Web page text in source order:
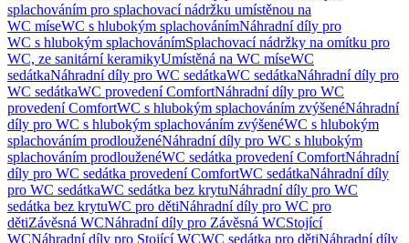
splachováním pro splachovací nádržku umístěnou na
WC míseWC s hlubokým splachovánímNáhradní díly pro
WC s hlubokým splachovánímSplachovací nádržky na omítku pro
WC, ze sanitární keramikyUmístěná na WC míseWC
sedátkaNáhradní díly pro WC sedátkaWC sedátkaNáhradní díly pro
WC sedátkaWC provedení ComfortNáhradní díly pro WC
provedení ComfortWC s hlubokým splachováním zvýšenéNáhradní
díly pro WC s hlubokým splachováním zvýšenéWC s hlubokým
splachováním prodlouženéNáhradní díly pro WC s hlubokým
splachováním prodlouženéWC sedátka provedení ComfortNáhradní
díly pro WC sedátka provedení ComfortWC sedátkaNáhradní díly
pro WC sedátkaWC sedátka bez krytuNáhradní díly pro WC
sedátka bez krytuWC pro dětiNáhradní díly pro WC pro
dětiZávěsná WCNáhradní díly pro Závěsná WCStojící
WCNáhradní díly pro Stojící WCWC sedátka pro dětiNáhradní díly